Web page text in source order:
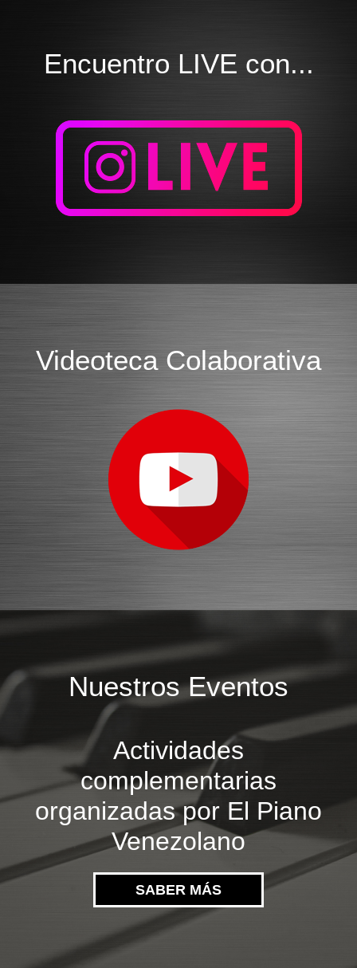
Encuentro LIVE con...
Videoteca Colaborativa
Nuestros Eventos
Actividades
complementarias
organizadas por El Piano
Venezolano
SABER MÁS